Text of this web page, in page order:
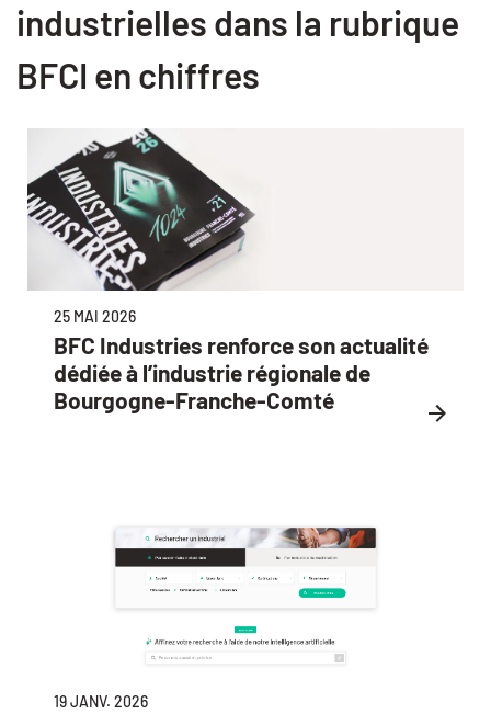
industrielles dans la rubrique
BFCI en chiffres
25 MAI 2026
BFC Industries renforce son actualité
dédiée à l’industrie régionale de
Bourgogne-Franche-Comté
19 JANV. 2026